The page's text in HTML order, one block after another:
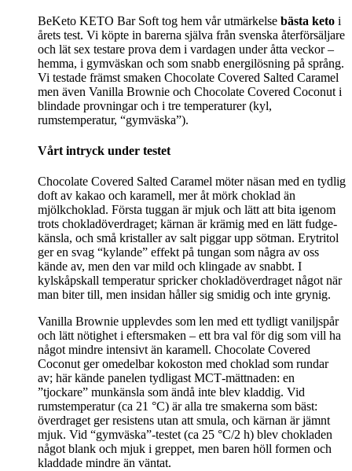
BeKeto KETO Bar Soft tog hem vår utmärkelse bästa keto i
årets test. Vi köpte in barerna själva från svenska återförsäljare
och lät sex testare prova dem i vardagen under åtta veckor –
hemma, i gymväskan och som snabb energilösning på språng.
Vi testade främst smaken Chocolate Covered Salted Caramel
men även Vanilla Brownie och Chocolate Covered Coconut i
blindade provningar och i tre temperaturer (kyl,
rumstemperatur, “gymväska”).
Vårt intryck under testet
Chocolate Covered Salted Caramel möter näsan med en tydlig
doft av kakao och karamell, mer åt mörk choklad än
mjölkchoklad. Första tuggan är mjuk och lätt att bita igenom
trots chokladöverdraget; kärnan är krämig med en lätt fudge-
känsla, och små kristaller av salt piggar upp sötman. Erytritol
ger en svag “kylande” effekt på tungan som några av oss
kände av, men den var mild och klingade av snabbt. I
kylskåpskall temperatur spricker chokladöverdraget något när
man biter till, men insidan håller sig smidig och inte grynig.
Vanilla Brownie upplevdes som len med ett tydligt vaniljspår
och lätt nötighet i eftersmaken – ett bra val för dig som vill ha
något mindre intensivt än karamell. Chocolate Covered
Coconut ger omedelbar kokoston med choklad som rundar
av; här kände panelen tydligast MCT‑mättnaden: en
”tjockare” munkänsla som ändå inte blev kladdig. Vid
rumstemperatur (ca 21 °C) är alla tre smakerna som bäst:
överdraget ger resistens utan att smula, och kärnan är jämnt
mjuk. Vid “gymväska”-testet (ca 25 °C/2 h) blev chokladen
något blank och mjuk i greppet, men baren höll formen och
kladdade mindre än väntat.